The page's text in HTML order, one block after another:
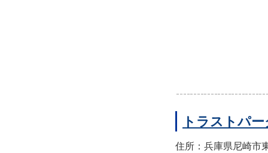
トラストパ
住所：兵庫県尼崎市